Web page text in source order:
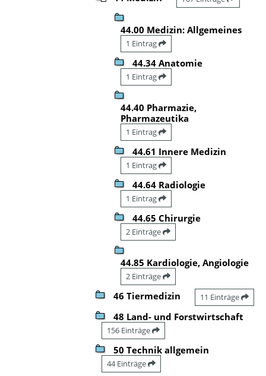
44.00 Medizin: Allgemeines
1 Eintrag
44.34 Anatomie
1 Eintrag
44.40 Pharmazie,
Pharmazeutika
1 Eintrag
44.61 Innere Medizin
1 Eintrag
44.64 Radiologie
1 Eintrag
44.65 Chirurgie
2 Einträge
44.85 Kardiologie, Angiologie
2 Einträge
46 Tiermedizin 11 Einträge
48 Land- und Forstwirtschaft
156 Einträge
50 Technik allgemein
44 Einträge